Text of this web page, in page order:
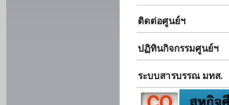
ติดต่อศูนย์ฯ
ปฏิทินกิจกรรมศูนย์ฯ
ระบบสารบรรณ มทส.